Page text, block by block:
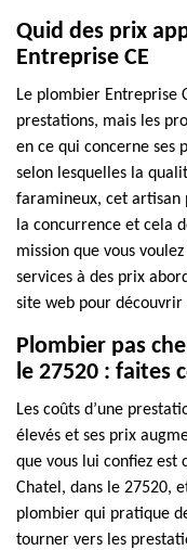
Quid des prix
Entreprise CE
Le plombier Entreprise
prestations, mais les
en ce qui concerne ses
selon lesquelles la
faramineux, cet artisan
la concurrence et cela
mission que vous
services à des prix
site web pour
Plombier pas
le 27520 : faites
Les coûts d’une
élevés et ses prix
que vous lui confiez est
Chatel, dans le 27520,
plombier qui pratique
tourner vers les